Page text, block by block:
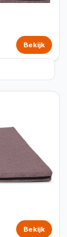
Bekijk
Bekijk